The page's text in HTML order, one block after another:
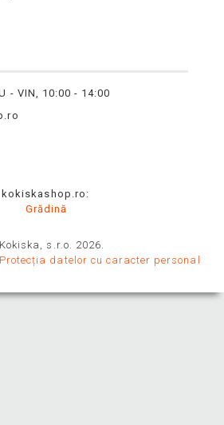
- VIN, 10:00 - 14:00
kokiskashop.ro:
Grădină
s.r.o. 2026.
Protecția datelor cu caracter personal